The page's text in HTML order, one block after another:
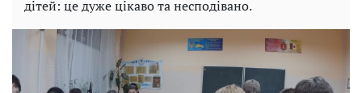
дітей: це дуже цікаво та несподівано.